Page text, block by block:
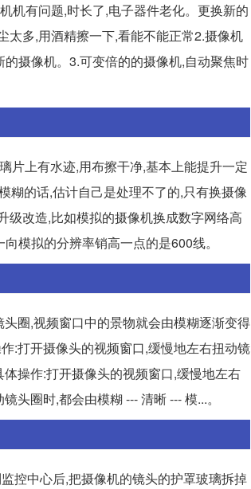
机有问题,时长了,电子器件老化。更换新的
太多,用酒精擦一下,看能不能正常2.摄像机
摄像机。3.可变倍的的摄像机,自动聚焦时
片上有水迹,用布擦干净,基本上能提升一定
糊的话,估计自己是处理不了的,只有换摄像
级改造,比如模拟的摄像机换成数字网络高
模拟的分辨率销高一点的是600线。
圈,视频窗口中的景物就会由模糊逐渐变得
:打开摄像头的视频窗口,缓慢地左右扭动镜
操作:打开摄像头的视频窗口,缓慢地左右
头圈时,都会由模糊 --- 清晰 --- 模...。
控中心后,把摄像机的镜头的护罩玻璃拆掉